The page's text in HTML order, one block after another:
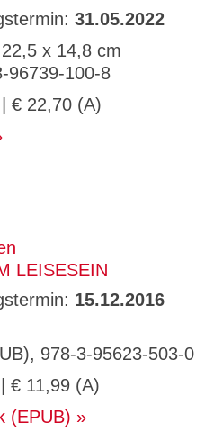
31.05.2022
x 14,8 cm
96739-100-8
| € 22,70 (A)
LEISESEIN
15.12.2016
978-3-95623-503-0
| € 11,99 (A)
(EPUB)